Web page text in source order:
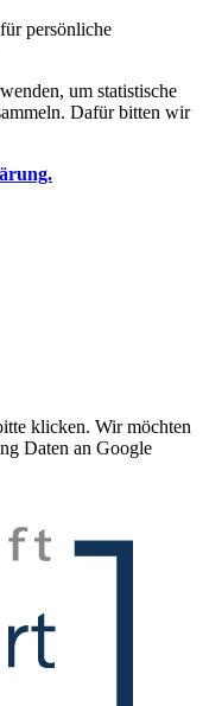
persönliche
um statistische
Dafür bitten wir
klicken. Wir möchten
Daten an Google